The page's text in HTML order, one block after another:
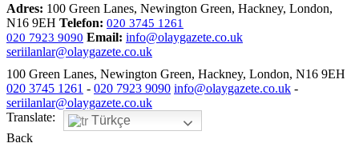
Adres: 100 Green Lanes, Newington Green, Hackney, London,
N16 9EH Telefon: 020 3745 1261
020 7923 9090 Email: info@olaygazete.co.uk
seriilanlar@olaygazete.co.uk
100 Green Lanes, Newington Green, Hackney, London, N16 9EH
020 3745 1261 - 020 7923 9090 info@olaygazete.co.uk -
seriilanlar@olaygazete.co.uk
Translate:
Türkçe
Back